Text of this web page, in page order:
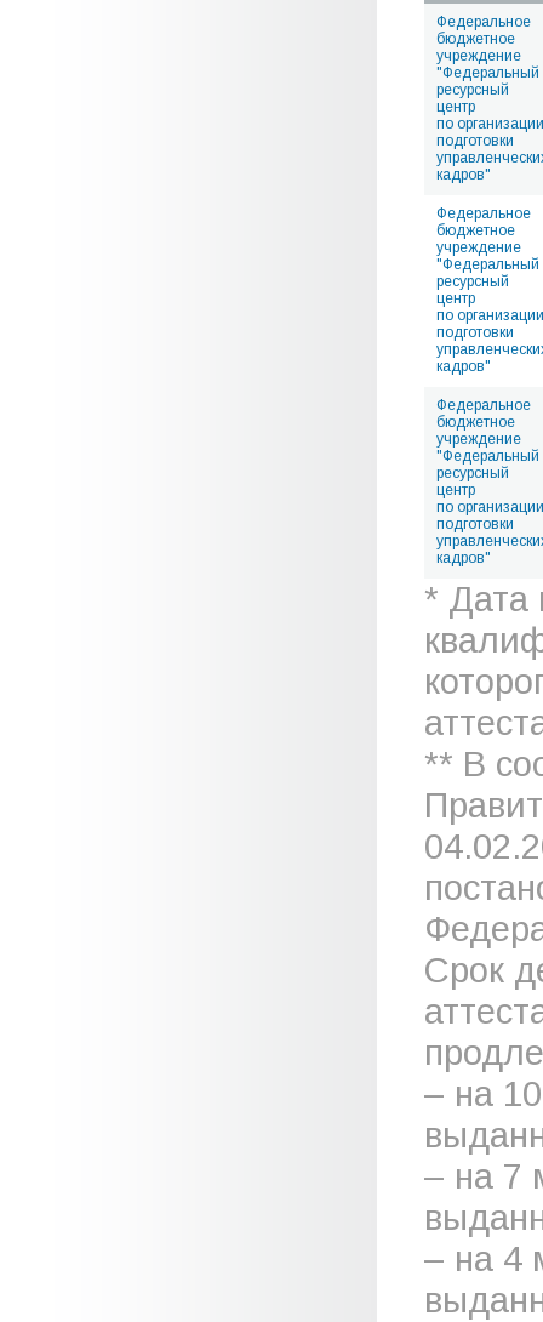
Федеральное
бюджетное
учреждение
"Федеральный
ресурсный
центр
по организации
подготовки
кадров"
Федеральное
бюджетное
учреждение
"Федеральный
ресурсный
центр
по организации
подготовки
кадров"
Федеральное
бюджетное
учреждение
"Федеральный
ресурсный
центр
по организации
подготовки
кадров"
* Дата
** В
Срок
– на
– на 7
– на 4